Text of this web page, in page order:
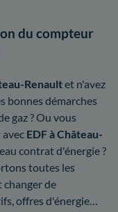
du compteur
Renaultet n'avez
bonnes démarches
gaz ? Ou vous
EDF à Château-
contrat d'énergie ?
toutes les
changer de
offres d'énergie…